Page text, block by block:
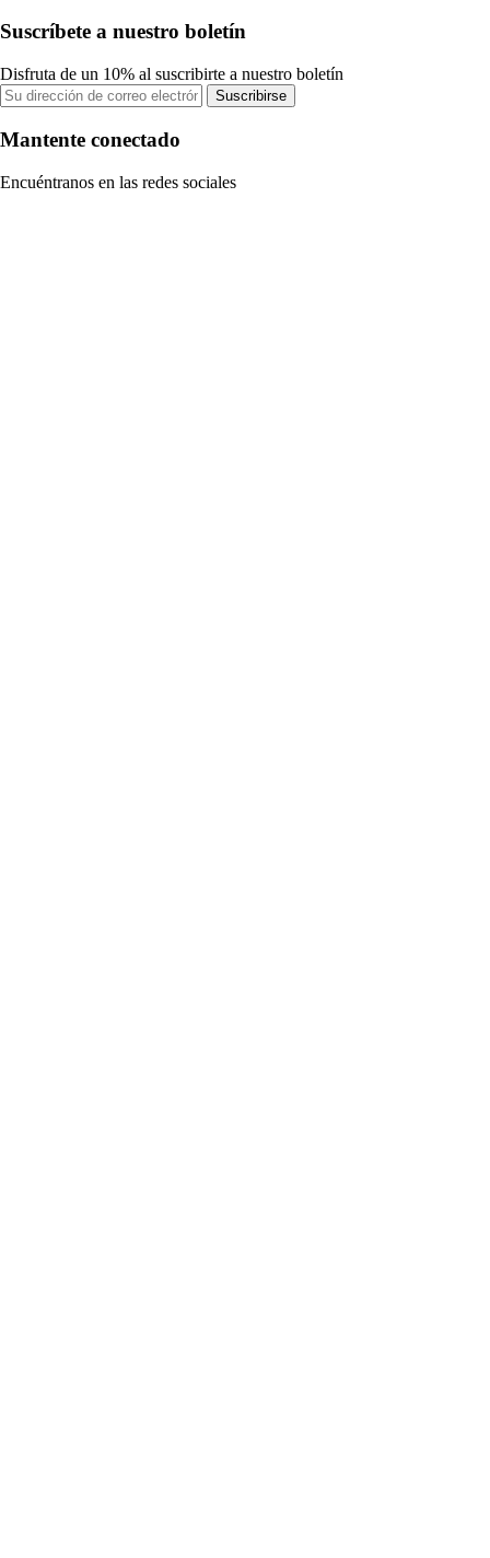
Suscríbete a nuestro boletín
Disfruta de un 10% al suscribirte a nuestro boletín
Suscribirse
Mantente conectado
Encuéntranos en las redes sociales